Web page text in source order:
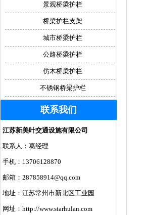
景观桥梁护栏
桥梁护栏支架
城市桥梁护栏
公路桥梁护栏
仿木桥梁护栏
不锈钢桥梁护栏
联系我们
江苏新美叶交通设施有限公司
联系人：葛经理
手机：13706128870
邮箱：287858914@qq.com
地址：江苏常州市新北区工业园
网址：http://www.starhulan.com